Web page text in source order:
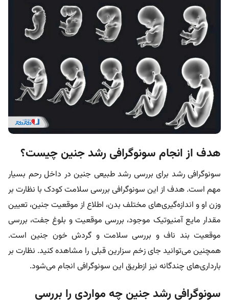
هدف از انجام سونوگرافی رشد جنین چیست؟
سونوگرافی رشد برای بررسی رشد طبیعی جنین در داخل رحم بسیار
مهم است. هدف از این سونوگرافی بررسی سلامت کودک با نظارت بر
وزن او و اندازه‌گیری‌های مختلف بدن، اطلاع از موقعیت جنین، تعیین
مقدار مایع آمنیوتیک موجود، بررسی موقعیت و بلوغ جفت، بررسی
موقعیت بند ناف و بررسی سلامت و گردش خون جنین است.
همچنین می‌توانید جای زخم سزارین قبلی را مشاهده کنید. نظارت بر
بارداری‌های چندگانه نیز ازطریق این سونوگرافی انجام می‌شود.
سونوگرافی رشد جنین چه مواردی را بررسی